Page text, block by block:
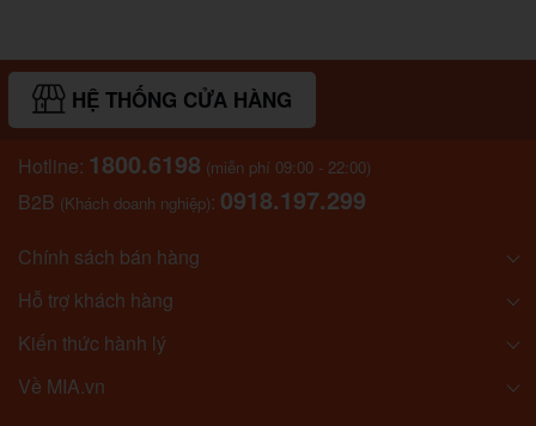
HỆ THỐNG CỬA HÀNG
Hotline: 1800.6198 (miễn phí 09:00 - 22:00)
B2B (Khách doanh nghiệp): 0918.197.299
Chính sách bán hàng
Hỗ trợ khách hàng
Kiến thức hành lý
Về MIA.vn